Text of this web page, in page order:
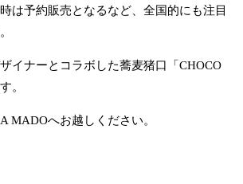
は予約販売となるなど、全国的にも注目
イナーとコラボした蕎麦猪口「CHOCO
。
MADOへお越しください。